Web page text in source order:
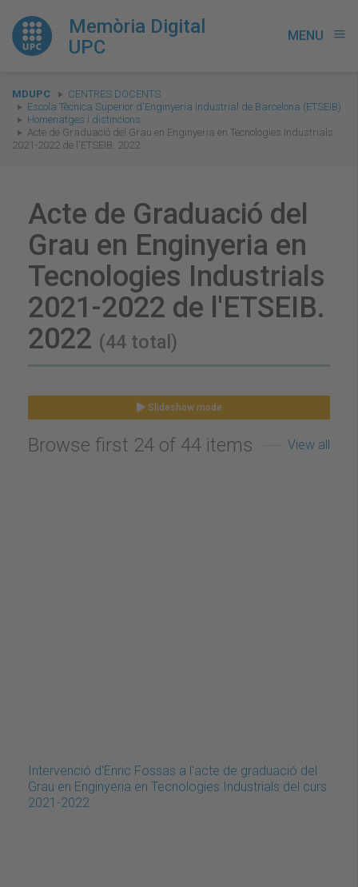
Memòria Digital
UPC
MENU menu
You
are
here:
MDUPC
CENTRES DOCENTS
Escola Tècnica Superior d'Enginyeria Industrial de Barcelona (ETSEIB)
Homenatges i distincions
Acte de Graduació del Grau en Enginyeria en Tecnologies Industrials
2021-2022 de l'ETSEIB. 2022
Acte de Graduació del
Grau en Enginyeria en
Tecnologies Industrials
2021-2022 de l'ETSEIB.
2022 (44 total)
Slideshow mode
Browse first 24 of 44 items View all
Intervenció d'Enric Fossas a l'acte de graduació del
Grau en Enginyeria en Tecnologies Industrials del curs
2021-2022